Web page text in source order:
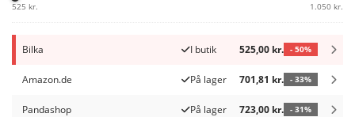
525 kr. 1.050 kr.
Bilka I butik 525,00 kr. - 50%
Amazon.de På lager 701,81 kr. - 33%
Pandashop På lager 723,00 kr. - 31%